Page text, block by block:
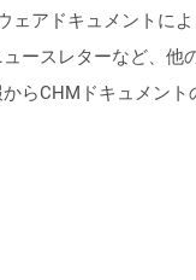
ェアドキュメントに
ースレターなど、
らCHMドキュメント